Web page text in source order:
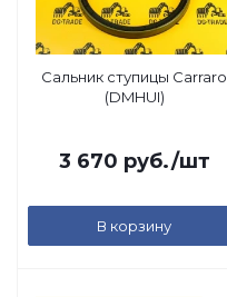
Сальник ступицы Carraro
(DMHUI)
3 670 руб./шт
В корзину